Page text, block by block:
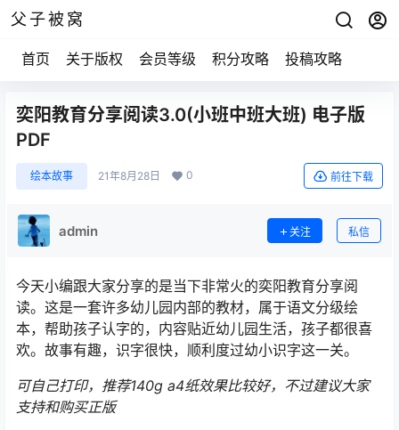
父子被窝
首页 关于版权 会员等级 积分攻略 投稿攻略
奕阳教育分享阅读3.0(小班中班大班) 电子版
PDF
绘本故事 21年8月28日 0 前往下载
admin 关注 私信
今天小编跟大家分享的是当下非常火的奕阳教育分享阅
读。这是一套许多幼儿园内部的教材，属于语文分级绘
本，帮助孩子认字的，内容贴近幼儿园生活，孩子都很喜
欢。故事有趣，识字很快，顺利度过幼小识字这一关。
可自己打印，推荐140g a4纸效果比较好，不过建议大家
支持和购买正版